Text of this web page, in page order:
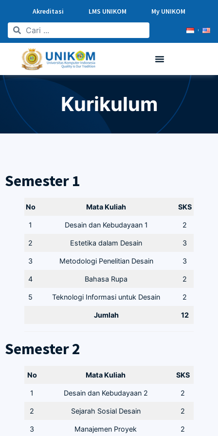
Akreditasi LMS UNIKOM My UNIKOM
Kurikulum
Semester 1
No Mata Kuliah SKS
1 Desain dan Kebudayaan 1 2
2 Estetika dalam Desain 3
3 Metodologi Penelitian Desain 3
4 Bahasa Rupa 2
5 Teknologi Informasi untuk Desain 2
Jumlah 12
Semester 2
No Mata Kuliah SKS
1 Desain dan Kebudayaan 2 2
2 Sejarah Sosial Desain 2
3 Manajemen Proyek 2